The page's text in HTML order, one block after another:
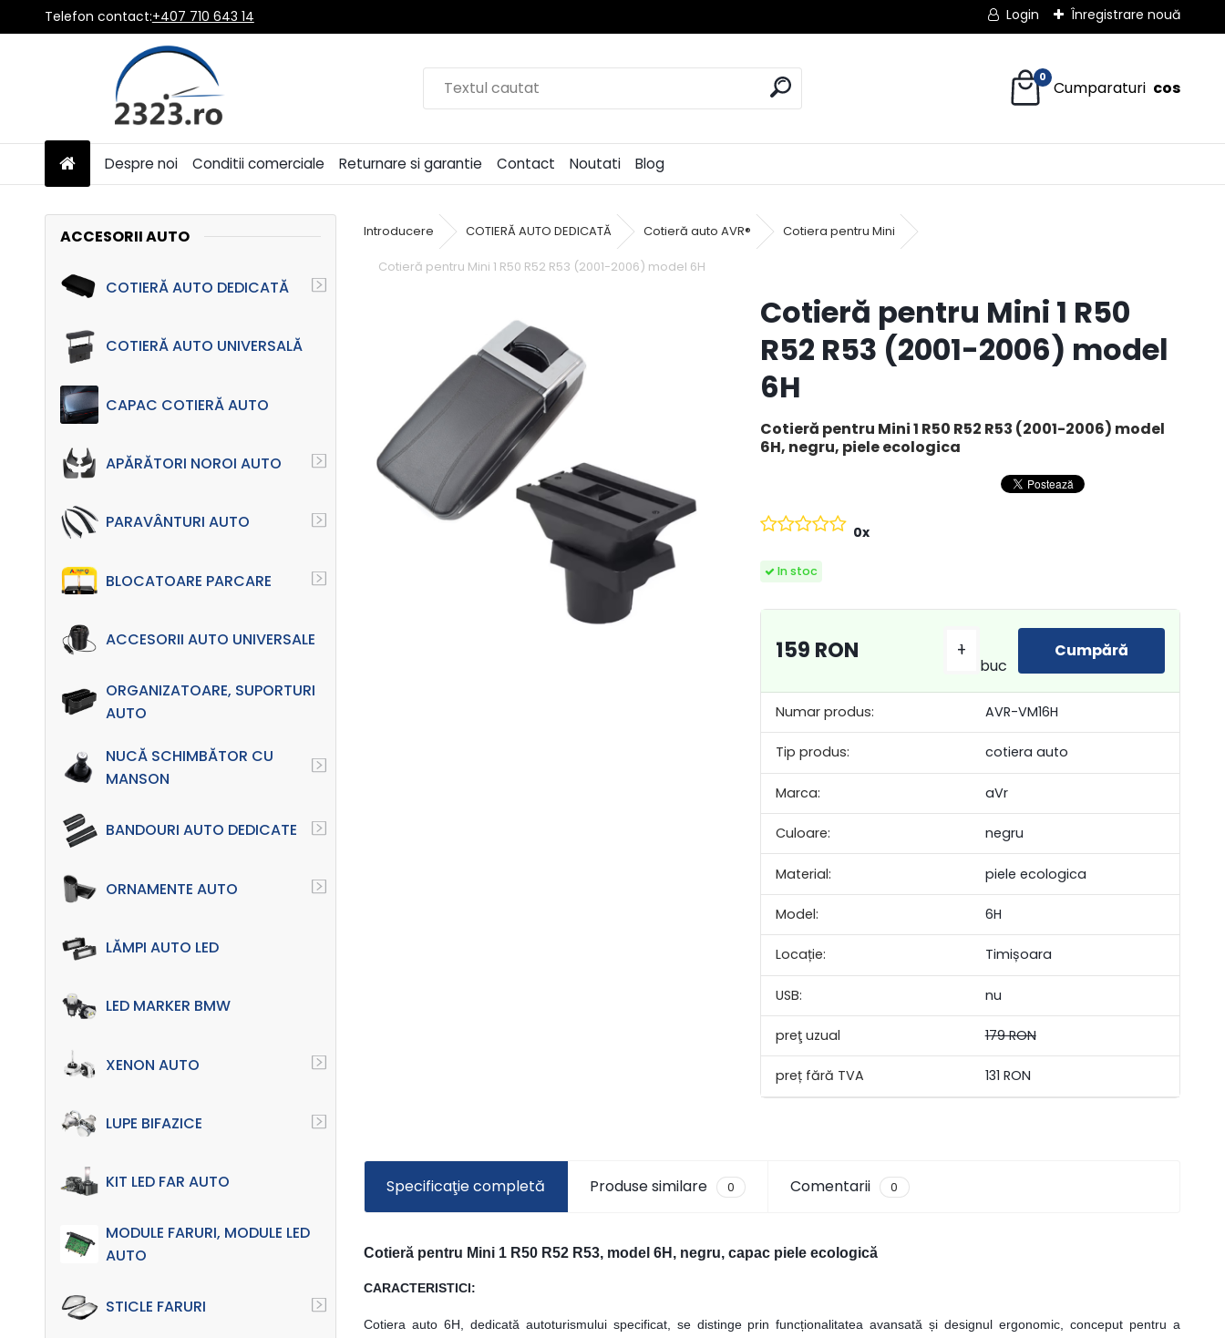
Telefon contact:+407 710 643 14 Login Înregistrare nouă
Despre noi Conditii comerciale Returnare si garantie Contact Noutati Blog
0
ACCESORII AUTO
COTIERĂ AUTO DEDICATĂ
COTIERĂ AUTO UNIVERSALĂ
CAPAC COTIERĂ AUTO
APĂRĂTORI NOROI AUTO
PARAVÂNTURI AUTO
BLOCATOARE PARCARE
ACCESORII AUTO UNIVERSALE
ORGANIZATOARE, SUPORTURI
AUTO
NUCĂ SCHIMBĂTOR CU
MANSON
BANDOURI AUTO DEDICATE
ORNAMENTE AUTO
LĂMPI AUTO LED
LED MARKER BMW
XENON AUTO
LUPE BIFAZICE
KIT LED FAR AUTO
MODULE FARURI, MODULE LED
AUTO
STICLE FARURI
Introducere COTIERĂ AUTO DEDICATĂ Cotieră auto AVR® Cotiera pentru Mini
Cotieră pentru Mini 1 R50 R52 R53 (2001-2006) model 6H
Cotieră pentru Mini 1 R50
R52 R53 (2001-2006) model
6H
Cotieră pentru Mini 1 R50 R52 R53 (2001-2006) model
6H, negru, piele ecologica
In stoc
0x
Numar produs: AVR-VM16H
Tip produs: cotiera auto
Marca: aVr
Culoare: negru
Material: piele ecologica
Model: 6H
Locație: Timișoara
USB: nu
preţ uzual 179 RON
131 RON
159 RON -
+
buc
Specificaţie completă Produse similare 0 Comentarii 0
Cotieră pentru Mini 1 R50 R52 R53, model 6H, negru, capac piele ecologică
CARACTERISTICI:
Cotiera auto 6H, dedicată autoturismului specificat, se distinge prin funcționalitatea avansată și designul ergonomic, conceput pentru a